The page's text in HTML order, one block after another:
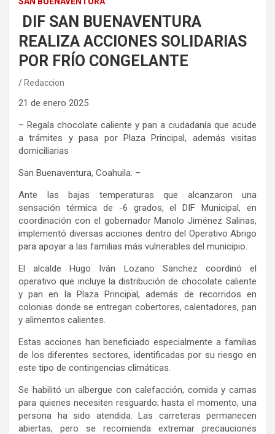
DIF SAN BUENAVENTURA
REALIZA ACCIONES SOLIDARIAS
POR FRÍO CONGELANTE
Redaccion
21 de enero 2025
– Regala chocolate caliente y pan a ciudadanía que acude
a trámites y pasa por Plaza Principal, además visitas
domiciliarias
San Buenaventura, Coahuila. –
Ante las bajas temperaturas que alcanzaron una
sensación térmica de -6 grados, el DIF Municipal, en
coordinación con el gobernador Manolo Jiménez Salinas,
implementó diversas acciones dentro del Operativo Abrigo
para apoyar a las familias más vulnerables del municipio.
El alcalde Hugo Iván Lozano Sanchez coordinó el
operativo que incluye la distribución de chocolate caliente
y pan en la Plaza Principal, además de recorridos en
colonias donde se entregan cobertores, calentadores, pan
y alimentos calientes.
Estas acciones han beneficiado especialmente a familias
de los diferentes sectores, identificadas por su riesgo en
este tipo de contingencias climáticas.
Se habilitó un albergue con calefacción, comida y camas
para quienes necesiten resguardo; hasta el momento, una
persona ha sido atendida. Las carreteras permanecen
abiertas, pero se recomienda extremar precauciones